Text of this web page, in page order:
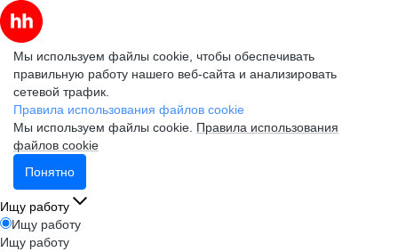
Мы используем файлы cookie, чтобы обеспечивать
правильную работу нашего веб-сайта и анализировать
сетевой трафик.
Правила использования файлов cookie
Мы используем файлы cookie. Правила использования
файлов cookie
Понятно
Ищу работу
Ищу работу
Ищу работу